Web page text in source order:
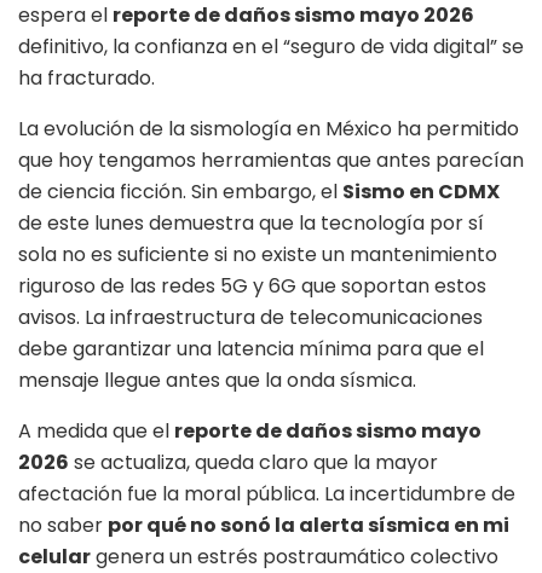
espera el reporte de daños sismo mayo 2026
definitivo, la confianza en el “seguro de vida digital” se
ha fracturado.
La evolución de la sismología en México ha permitido
que hoy tengamos herramientas que antes parecían
de ciencia ficción. Sin embargo, el Sismo en CDMX
de este lunes demuestra que la tecnología por sí
sola no es suficiente si no existe un mantenimiento
riguroso de las redes 5G y 6G que soportan estos
avisos. La infraestructura de telecomunicaciones
debe garantizar una latencia mínima para que el
mensaje llegue antes que la onda sísmica.
A medida que el reporte de daños sismo mayo
2026 se actualiza, queda claro que la mayor
afectación fue la moral pública. La incertidumbre de
no saber por qué no sonó la alerta sísmica en mi
celulargenera un estrés postraumático colectivo